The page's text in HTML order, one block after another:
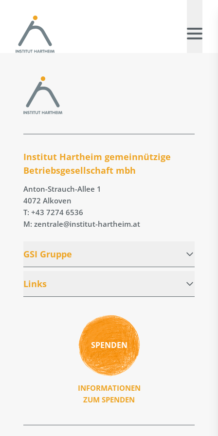
Institut Hartheim gemeinnützige
Betriebs­gesellschaft mbh
Anton-Strauch-Allee 1
4072 Alkoven
T: +43 7274 6536
M: zentrale@institut-hartheim.at
GSI Gruppe
Links
SPENDEN
INFORMATIONEN
ZUM SPENDEN